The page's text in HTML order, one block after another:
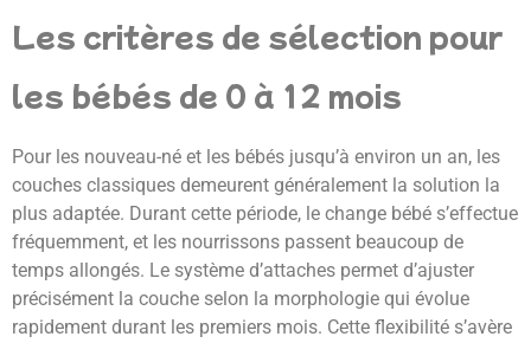
Les critères de sélection pour
les bébés de 0 à 12 mois
Pour les nouveau-né et les bébés jusqu’à environ un an, les
couches classiques demeurent généralement la solution la
plus adaptée. Durant cette période, le change bébé s’effectue
fréquemment, et les nourrissons passent beaucoup de
temps allongés. Le système d’attaches permet d’ajuster
précisément la couche selon la morphologie qui évolue
rapidement durant les premiers mois. Cette flexibilité s’avère